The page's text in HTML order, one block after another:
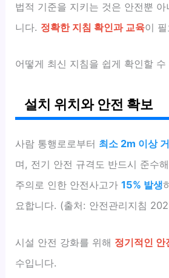
법적 기준을 지키는 것은 안전뿐
니다. 정확한 지침 확인과 교육이
어떻게 최신 지침을 쉽게 확인할 수
설치 위치와 안전 확보
사람 통행로로부터 최소 2m 이상
며, 전기 안전 규격도 반드시 준수
주의로 인한 안전사고가15% 발생
요합니다. (출처: 안전관리지침
시설 안전 강화를 위해 정기적인 안
수입니다.